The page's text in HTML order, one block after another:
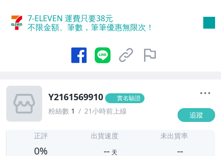
7-ELEVEN 運費只要38元
不限金額、筆數，筆筆優惠無限次！
Y2161569910 實名驗證
粉絲數 1 21小時前上線 追蹤
正評
0%
出貨速度
-- 天
未出貨率
--